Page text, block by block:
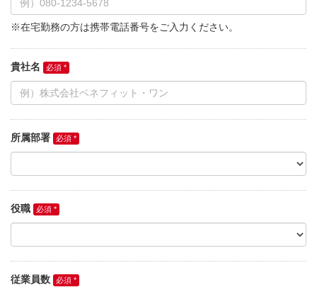
※在宅勤務の方は携帯電話番号をご入力ください。
貴社名
所属部署
役職
従業員数